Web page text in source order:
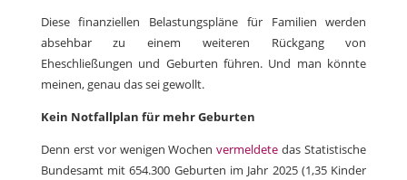
Diese finanziellen Belastungspläne für Familien werden
absehbar zu einem weiteren Rückgang von
Eheschließungen und Geburten führen. Und man könnte
meinen, genau das sei gewollt.
Kein Notfallplan für mehr Geburten
Denn erst vor wenigen Wochenvermeldete das Statistische
Bundesamt mit 654.300 Geburten im Jahr 2025 (1,35 Kinder